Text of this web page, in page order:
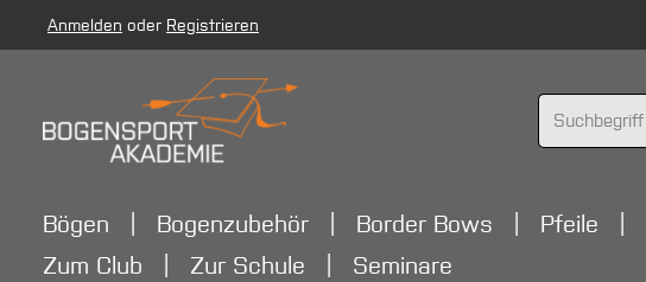
Hauptinhalt springen
Zur Suche springen
Zur Hauptnavigation springen
Anmelden oder Registrieren
Bögen Bogenzubehör Border Bows Pfeile
Zum Club
Zur Schule Seminare